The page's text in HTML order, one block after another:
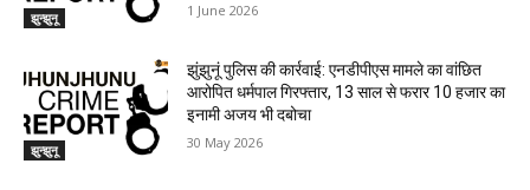
झुन्झुनू 1 June 2026
झुन्झुनू
झुंझुनूं पुलिस की कार्रवाई: एनडीपीएस मामले का वांछित
आरोपित धर्मपाल गिरफ्तार, 13 साल से फरार 10 हजार का
इनामी अजय भी दबोचा
30 May 2026